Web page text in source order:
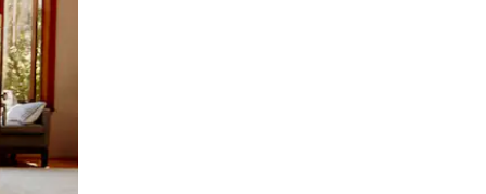
tocando y deslizando la pantalla.